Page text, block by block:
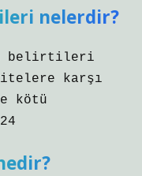
nelerdir?
belirtileri
karşı
kötü